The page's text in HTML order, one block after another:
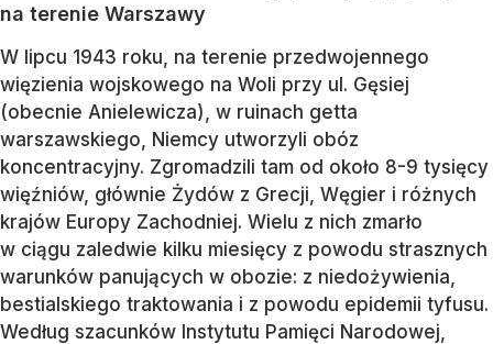
na terenie Warszawy
W lipcu 1943 roku, na terenie przedwojennego
więzienia wojskowego na Woli przy ul. Gęsiej
(obecnie Anielewicza), w ruinach getta
warszawskiego, Niemcy utworzyli obóz
koncentracyjny. Zgromadzili tam od około 8-9 tysięcy
więźniów, głównie Żydów z Grecji, Węgier i różnych
krajów Europy Zachodniej. Wielu z nich zmarło
w ciągu zaledwie kilku miesięcy z powodu strasznych
warunków panujących w obozie: z niedożywienia,
bestialskiego traktowania i z powodu epidemii tyfusu.
Według szacunków Instytutu Pamięci Narodowej,